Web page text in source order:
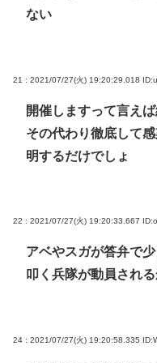
ない
21 : 2021/07/27(火) 19:20:29.018
開催しますって言え
その代わり徹底して
明するだけでしょ
22 : 2021/07/27(火) 19:20:33.667
アベやスガが答弁で
叩く兵隊が動員され
24 : 2021/07/27(火) 19:20:58.335